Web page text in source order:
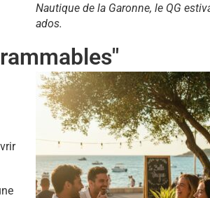
Nautique de la Garonne, le QG
ados.